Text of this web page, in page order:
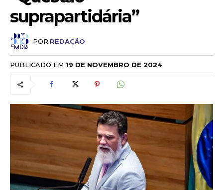
suprapartidária”
POR REDAÇÃO
PUBLICADO EM 19 DE NOVEMBRO DE 2024